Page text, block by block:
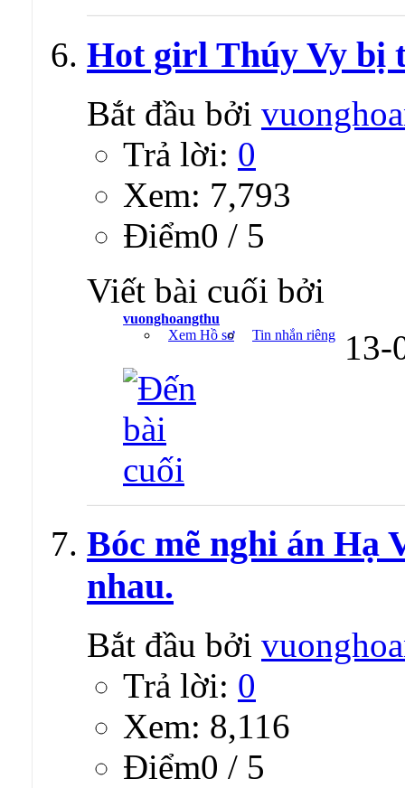
Hot girl Thúy Vy bị
Bắt đầu bởi
Trả lời: 0
Xem: 7,793
Ðiểm0 / 5
Viết bài cuối bởi
vuonghoangthu
Xem Hồ sơ
Tin nhắn riêng
Bóc mẽ nghi án Hạ
nhau.
Bắt đầu bởi
Trả lời: 0
Xem: 8,116
Ðiểm0 / 5